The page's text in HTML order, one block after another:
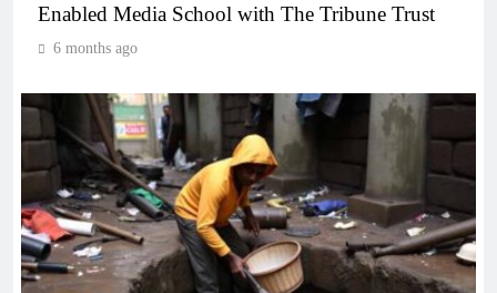
Enabled Media School with The Tribune Trust
6 months ago